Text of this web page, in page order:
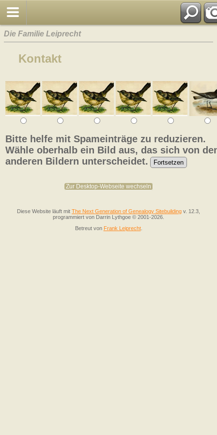
Die Familie Leiprecht
Kontakt
Bitte helfe mit Spameinträge zu reduzieren.
Wähle oberhalb ein Bild aus, das sich von
anderen Bildern unterscheidet.
Zur Desktop-Webseite wechseln
Diese Website läuft mit The Next Generation of Genealogy Sitebuilding v. 12.3,
programmiert von Darrin Lythgoe © 2001-2026.
Betreut von Frank Leiprecht.